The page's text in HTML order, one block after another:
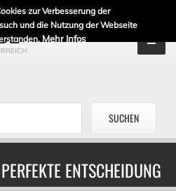
zur Verbesserung der
und die Nutzung der Webseite
Mehr Infos
ENTSCHEIDUNG